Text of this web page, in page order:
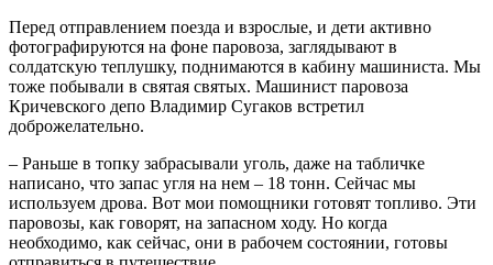
Перед отправлением поезда и взрослые, и дети активно
фотографируются на фоне паровоза, заглядывают в
солдатскую теплушку, поднимаются в кабину машиниста. Мы
тоже побывали в святая святых. Машинист паровоза
Кричевского депо Владимир Сугаков встретил
доброжелательно.
– Раньше в топку забрасывали уголь, даже на табличке
написано, что запас угля на нем – 18 тонн. Сейчас мы
используем дрова. Вот мои помощники готовят топливо. Эти
паровозы, как говорят, на запасном ходу. Но когда
необходимо, как сейчас, они в рабочем состоянии, готовы